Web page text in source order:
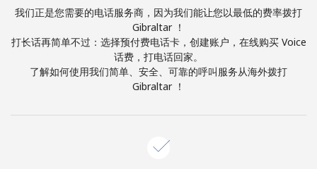
本人明白，在本网站开设账户，即代表本人同意这些条款。
加入
我们正是您需要的电话服务商，因为我们能让您以最低的费率拨打
Gibraltar ！
打长话再简单不过：选择预付费电话卡，创建账户，在线购买 Voice
话费，打电话回家。
了解如何使用我们简单、安全、可靠的呼叫服务从海外拨打
Gibraltar ！